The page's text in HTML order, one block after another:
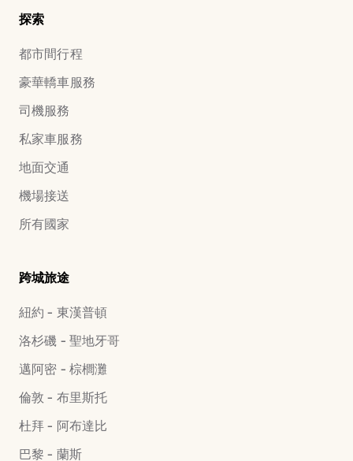
探索
都市間行程
豪華轎車服務
司機服務
私家車服務
地面交通
機場接送
所有國家
跨城旅途
紐約 - 東漢普頓
洛杉磯 - 聖地牙哥
邁阿密 - 棕櫚灘
倫敦 - 布里斯托
杜拜 - 阿布達比
巴黎 - 蘭斯